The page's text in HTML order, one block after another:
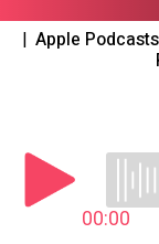
|
00:00